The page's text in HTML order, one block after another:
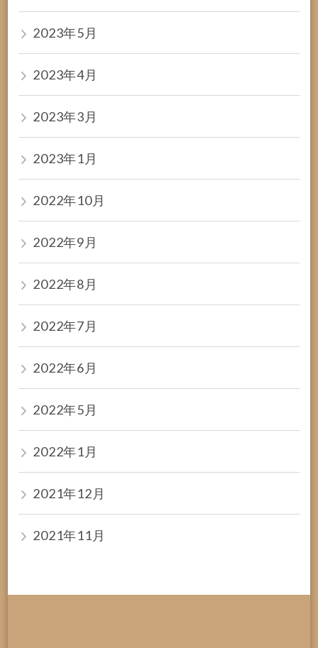
2023年5月
2023年4月
2023年3月
2023年1月
2022年10月
2022年9月
2022年8月
2022年7月
2022年6月
2022年5月
2022年1月
2021年12月
2021年11月